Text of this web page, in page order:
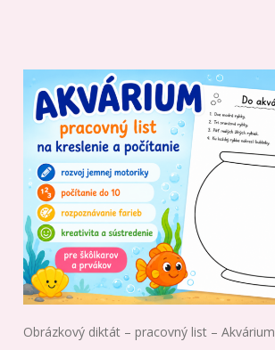
Obrázkový diktát – pracovný list – Akvárium